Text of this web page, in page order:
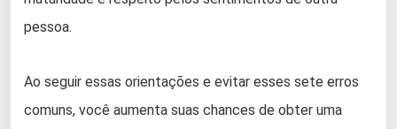
pessoa.
Ao seguir essas orientações e evitar esses sete erros
comuns, você aumenta suas chances de obter uma